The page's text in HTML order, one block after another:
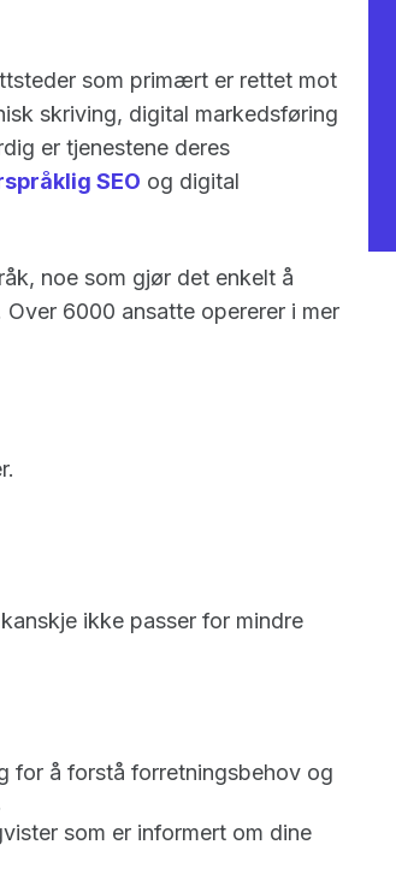
som primært er rettet mot
skriving, digital markedsføring
er tjenestene deres
SEO og digital
noe som gjør det enkelt å
6000 ansatte opererer i mer
ikke passer for mindre
for å forstå forretningsbehov og
som er informert om dine